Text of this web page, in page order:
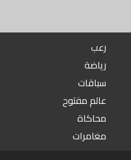
رعب
رياضة
سباقات
عالم مفتوح
محاكاة
مغامرات